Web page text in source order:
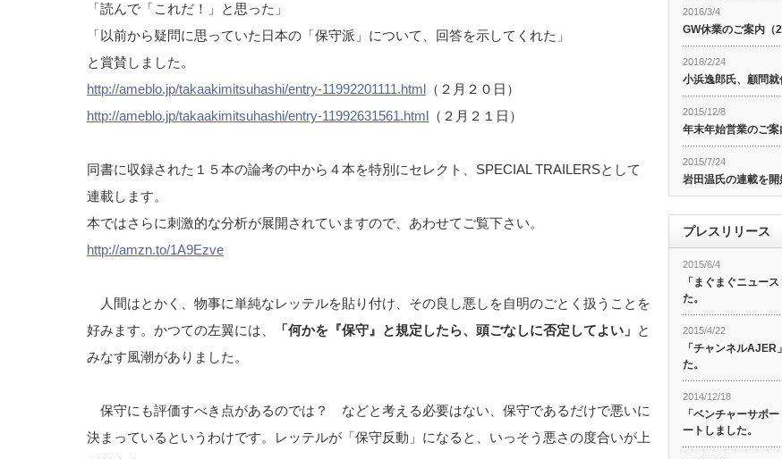
「読んで「これだ！」と思った」
「以前から疑問に思っていた日本の「保守派」について、回答を示してくれた」
と賞賛しました。
http://ameblo.jp/takaakimitsuhashi/entry-11992201111.html （２月２０日）
http://ameblo.jp/takaakimitsuhashi/entry-11992631561.html （２月２１日）
同書に収録された１５本の論考の中から４本を特別にセレクト、SPECIAL TRAILERSとして
連載します。
本ではさらに刺激的な分析が展開されていますので、あわせてご覧下さい。
http://amzn.to/1A9Ezve
人間はとかく、物事に単純なレッテルを貼り付け、その良し悪しを自明のごとく扱うことを
好みます。かつての左翼には、
「何かを『保守』と規定したら、頭ごなしに否定してよい」 と
みなす風潮がありました。
保守にも評価すべき点があるのでは？ などと考える必要はない、保守であるだけで悪いに
決まっているというわけです。レッテルが「保守反動」になると、いっそう悪さの度合いが上
2016/3/4
GW休業のご案内（
2016/2/24
小浜逸郎氏、顧問
2015/12/8
年末年始営業のご案
2015/7/24
岩田温氏の連載を開
プレスリリース
2015/6/4
「まぐまぐニュー
た。
2015/4/22
「チャンネル
た。
2014/12/18
「ベンチャーサポ
ートしました。